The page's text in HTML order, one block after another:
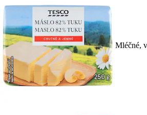
Mléčné,